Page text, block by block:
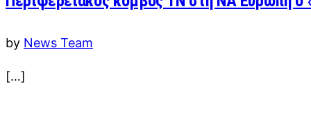
by News Team
[…]